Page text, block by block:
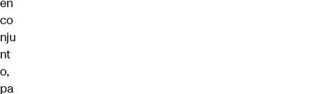
co
nju
nt
o,
pa